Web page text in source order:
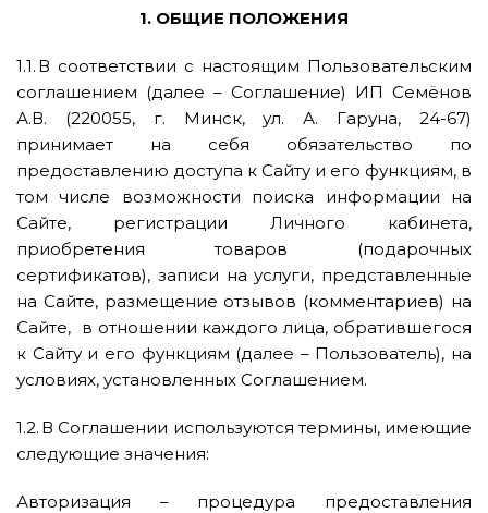
1. ОБЩИЕ ПОЛОЖЕНИЯ
1.1. В соответствии с настоящим Пользовательским
соглашением (далее – Соглашение) ИП Семёнов
А.В. (220055, г. Минск, ул. А. Гаруна, 24-67)
принимает на себя обязательство по
предоставлению доступа к Сайту и его функциям, в
том числе возможности поиска информации на
Сайте, регистрации Личного кабинета,
приобретения товаров (подарочных
сертификатов), записи на услуги, представленные
на Сайте, размещение отзывов (комментариев) на
Сайте, в отношении каждого лица, обратившегося
к Сайту и его функциям (далее – Пользователь), на
условиях, установленных Соглашением.
1.2. В Соглашении используются термины, имеющие
следующие значения:
Авторизация – процедура предоставления